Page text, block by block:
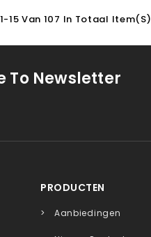
15 Van 107 In Totaal Item(s)
To Newsletter
PRODUCTEN
Aanbiedingen